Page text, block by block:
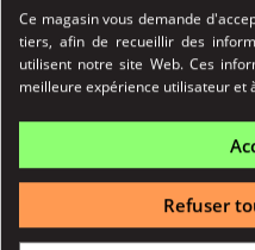
PACK 4
Pack 4 UniPod Luxe Q 0.6
LUXE...
Ce magasin vous demande
tiers, afin de recueillir des
utilisent notre site Web. Ces
meilleure expérience utilisateur
Refuser